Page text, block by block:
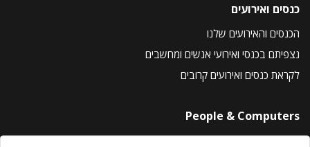
כנסים ואירועים
הכנסים והאירועים שלנו
נצפיתם בכנסי ואירועי אנשים ומחשבים
לקראת כנסים ואירועים קרובים
People & Computers
About Us